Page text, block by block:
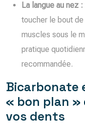
La langue au nez :
toucher le bout
muscles sous le
pratique
recommandée.
Bicarbonate
« bon plan »
vos dents